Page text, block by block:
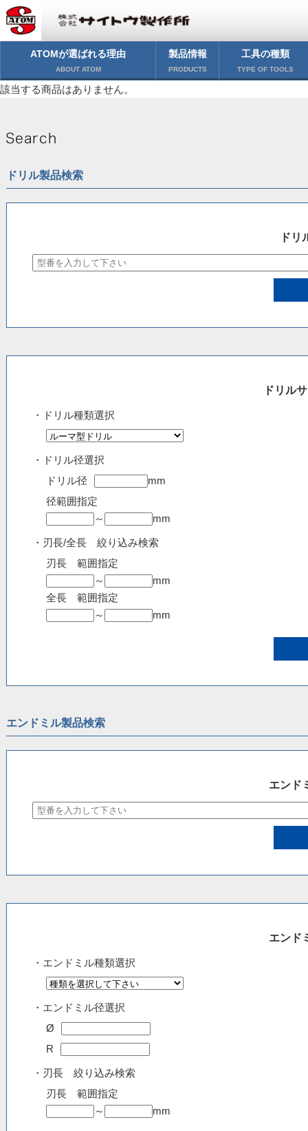
ATOMが選ばれる理由
ABOUT ATOM
製品情報
PRODUCTS
工具の種類
TYPE OF TOOLS
該当する商品はありません。
ドリル製品検索
ドリ
ドリル
・ドリル種類選択
・ドリル径選択
ドリル径
mm
径範囲指定
～
mm
・刃長/全長 絞り込み検索
刃長 範囲指定
～
mm
全長 範囲指定
～
mm
エンドミル製品検索
エンド
エンド
・エンドミル種類選択
・エンドミル径選択
Ø
R
・刃長 絞り込み検索
刃長 範囲指定
～
mm